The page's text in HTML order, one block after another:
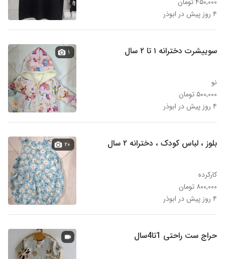
۴ روز پیش در ابوذر
سوییشرت دخترانه ۱ تا ۲ سال
نو
۵۰۰,۰۰۰ تومان
۴ روز پیش در ابوذر
۱
بلوز ، لباس کودک ، دخترانه ۲ سال
کارکرده
۸۰۰,۰۰۰ تومان
۴ روز پیش در ابوذر
۲۰
حراج ست راحتی 1تا4سال